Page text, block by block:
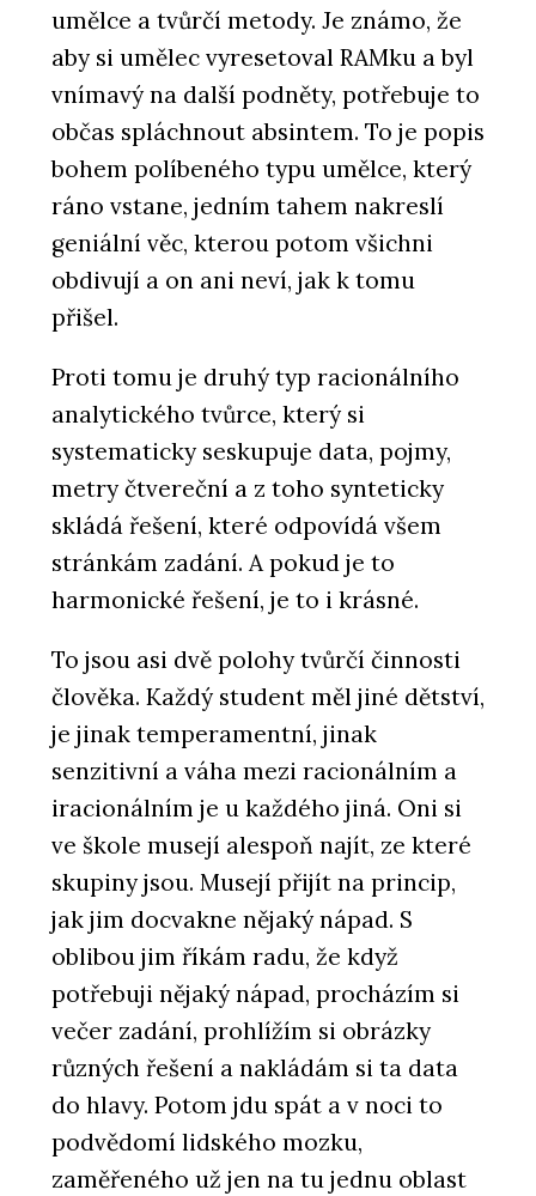
umělce a tvůrčí metody. Je známo, že
aby si umělec vyresetoval RAMku a byl
vnímavý na další podněty, potřebuje to
občas spláchnout absintem. To je popis
bohem políbeného typu umělce, který
ráno vstane, jedním tahem nakreslí
geniální věc, kterou potom všichni
obdivují a on ani neví, jak k tomu
přišel.
Proti tomu je druhý typ racionálního
analytického tvůrce, který si
systematicky seskupuje data, pojmy,
metry čtvereční a z toho synteticky
skládá řešení, které odpovídá všem
stránkám zadání. A pokud je to
harmonické řešení, je to i krásné.
To jsou asi dvě polohy tvůrčí činnosti
člověka. Každý student měl jiné dětství,
je jinak temperamentní, jinak
senzitivní a váha mezi racionálním a
iracionálním je u každého jiná. Oni si
ve škole musejí alespoň najít, ze které
skupiny jsou. Musejí přijít na princip,
jak jim docvakne nějaký nápad. S
oblibou jim říkám radu, že když
potřebuji nějaký nápad, procházím si
večer zadání, prohlížím si obrázky
různých řešení a nakládám si ta data
do hlavy. Potom jdu spát a v noci to
podvědomí lidského mozku,
zaměřeného už jen na tu jednu oblast